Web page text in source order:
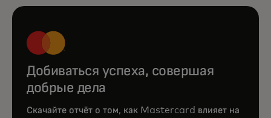
Добиваться успеха, совершая
добрые дела
Скачайте отчёт о том, как Mastercard влияет на